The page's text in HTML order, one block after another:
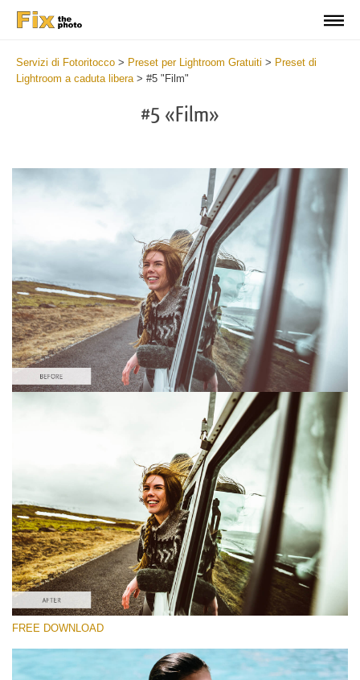
Servizi di Fotoritocco > Preset per Lightroom Gratuiti > Preset di
Lightroom a caduta libera> #5 "Film"
#5 «Film»
Si prega di Selezionare
Must-Have Collection
(1432 Lr Presets)
Entire Collection
(2067 Lr Presets)
Download Gratuito
FREE DOWNLOAD